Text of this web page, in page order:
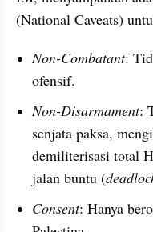
(National Caveats)
Non-Combatant:
ofensif.
Non-Disarmament:
senjata paksa,
demiliterisasi total
jalan buntu (
Consent: Hanya